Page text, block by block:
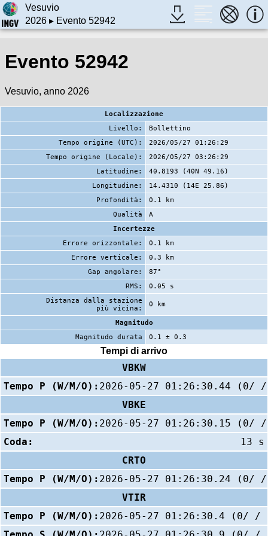
Vesuvio
2026▸ Evento 52942
Evento 52942
Vesuvio, anno 2026
Localizzazione
Livello:
Bollettino
Tempo origine (UTC):
2026/05/27 01:26:29
Tempo origine (Locale):
2026/05/27 03:26:29
Latitudine:
40.8193 (40N 49.16)
Longitudine:
14.4310 (14E 25.86)
Profondità:
0.1 km
Qualità
A
Incertezze
Errore orizzontale:
0.1 km
Errore verticale:
0.3 km
Gap angolare:
87°
RMS:
0.05 s
Distanza dalla stazione
più vicina:
0 km
Magnitudo
Magnitudo durata
0.1 ± 0.3
Tempi di arrivo
VBKW
Tempo P (W/M/O): 2026-05-27 01:26:30.44 (0/
VBKE
Tempo P (W/M/O): 2026-05-27 01:26:30.15 (0/
Coda:
13 s
CRTO
Tempo P (W/M/O): 2026-05-27 01:26:30.24 (0/
VTIR
Tempo P (W/M/O): 2026-05-27 01:26:30.4 (0/ /